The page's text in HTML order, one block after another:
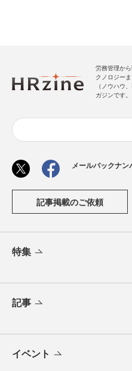
労務管理か
クノロジー
（ノウハウ
ガジンです。
メールバックナン
記事掲載のご依頼
特集
記事
イベント